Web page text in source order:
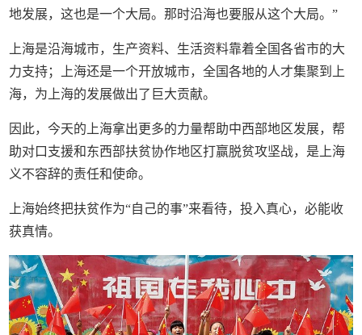
地发展，这也是一个大局。那时沿海也要服从这个大局。”
上海是沿海城市，生产资料、生活资料靠着全国各省市的大
力支持；上海还是一个开放城市，全国各地的人才集聚到上
海，为上海的发展做出了巨大贡献。
因此，今天的上海拿出更多的力量帮助中西部地区发展，帮
助对口支援和东西部扶贫协作地区打赢脱贫攻坚战，是上海
义不容辞的责任和使命。
上海始终把扶贫作为“自己的事”来看待，投入真心，必能收
获真情。